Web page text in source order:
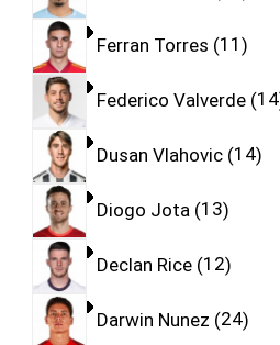
Ferran Torres 11
Federico Valverde 14
Dusan Vlahovic 14
Diogo Jota 13
Declan Rice 12
Darwin Nunez 24